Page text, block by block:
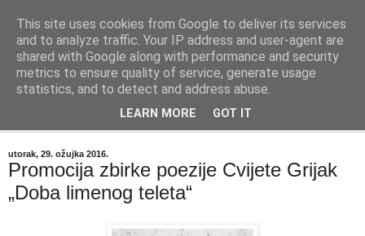
"Kvaka"
Časopis za književnost ISSN 2459-5632
utorak, 29. ožujka 2016.
Promocija zbirke poezije Cvijete Grijak
„Doba limenog teleta“
This site uses cookies from Google to deliver its services
and to analyze traffic. Your IP address and user-agent are
shared with Google along with performance and security
metrics to ensure quality of service, generate usage
statistics, and to detect and address abuse.
LEARN MORE GOT IT